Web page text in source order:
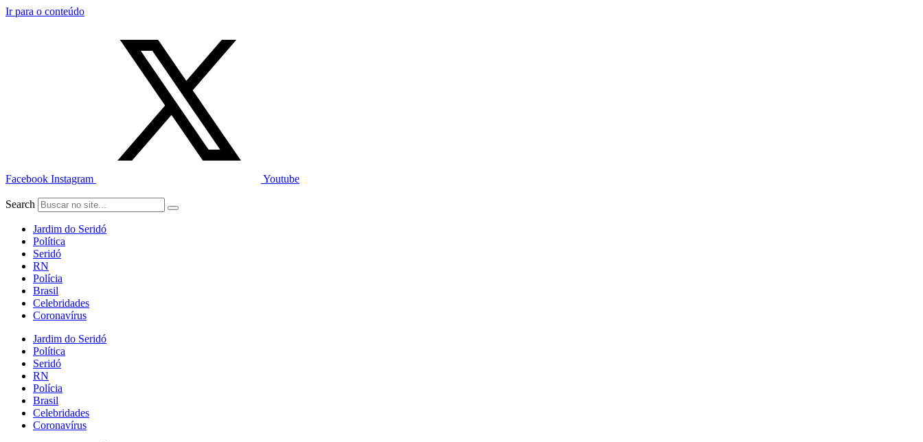
Ir para o conteúdo
Facebook Instagram Youtube
Search
Jardim do Seridó
Política
Seridó
RN
Polícia
Brasil
Celebridades
Coronavírus
Jardim do Seridó
Política
Seridó
RN
Polícia
Brasil
Celebridades
Coronavírus